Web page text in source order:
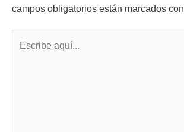
campos obligatorios están marcados con